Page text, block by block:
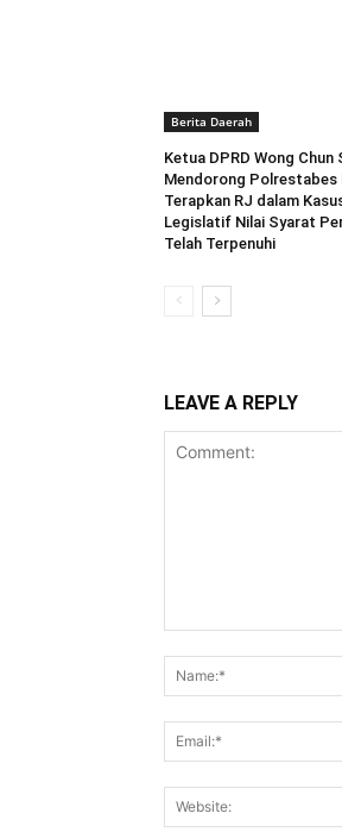
Berita Daerah
Ketua DPRD Wong Chun
Mendorong Polrestabes
Terapkan RJ dalam
Legislatif Nilai Syarat
Telah Terpenuhi
LEAVE A REPLY